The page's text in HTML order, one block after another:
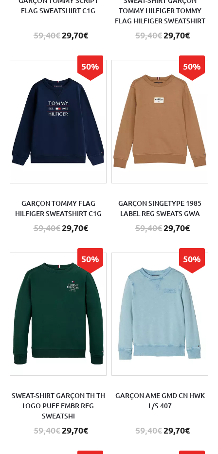
FLAG SWEATSHIRT C1G
59,40€29,70€
TOMMY HILFIGER TOMMY
FLAG HILFIGER SWEATSHIRT
59,40€29,70€
50%
GARÇON TOMMY FLAG
HILFIGER SWEATSHIRT C1G
59,40€29,70€
50%
GARÇON SINGETYPE 1985
LABEL REG SWEATS GWA
59,40€29,70€
50%
SWEAT-SHIRT GARÇON TH TH
LOGO PUFF EMBR REG
SWEATSHI
59,40€29,70€
50%
GARÇON AME GMD CN HWK
L/S 407
59,40€29,70€